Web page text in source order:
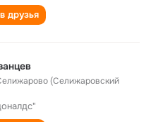
друзья
(Селижаровский